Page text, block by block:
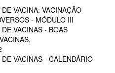
VACINA: VACINAÇÃO
- MÓDULO III
VACINAS - BOAS
VACINAS - CALENDÁRIO